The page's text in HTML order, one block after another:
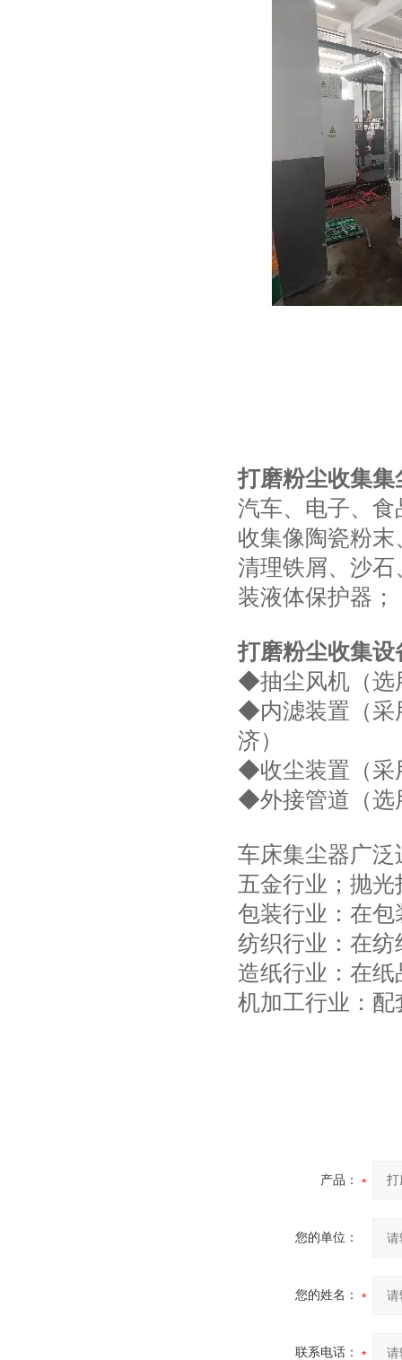
打磨粉尘收集集
汽车、电子、
收集像陶瓷粉
清理铁屑、沙
装液体保护器；
打磨粉尘收集设
◆抽尘风机（选
◆内滤装置（采
济）
◆收尘装置（采
◆外接管道（选
车床集尘器广泛
五金行业；抛
包装行业：在
纺织行业：在
造纸行业：在
机加工行业：
产品：
您的单位：
您的姓名：
联系电话：